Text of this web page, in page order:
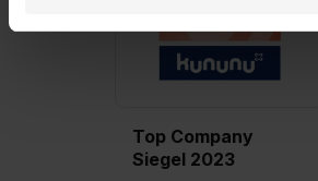
Verwendungszwecke (ausgenommen
In diesem Fall sowie bei der
Inhalte (z.B. Videos oder Posts)
erforderliche personenbezogene
Top Company
Siegel 2023